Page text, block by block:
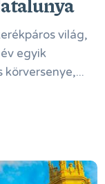
világ,
egyik